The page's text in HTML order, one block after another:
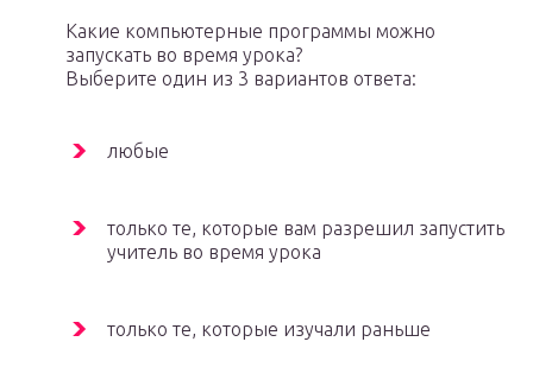
Какие компьютерные программы можно
запускать во время урока?
Выберите один из 3 вариантов ответа:
любые
только те, которые вам разрешил запустить
учитель во время урока
только те, которые изучали раньше